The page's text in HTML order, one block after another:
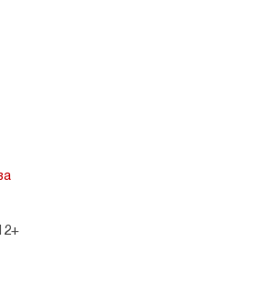
Часы Святой Пасхи, а также
Советом Русской